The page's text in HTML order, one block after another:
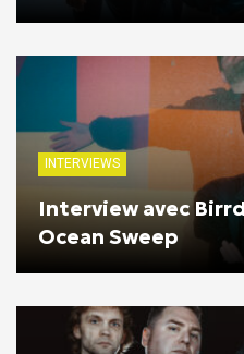
INTERVIEWS
Interview avec
Ocean Sweep